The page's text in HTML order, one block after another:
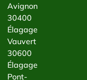
Avignon
30400
Élagage
Vauvert
30600
Élagage
Pont-